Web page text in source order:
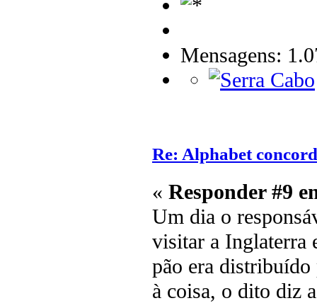
Mensagens:
Re: Alphabet
« Responder #9
Um dia o
visitar a Inglaterra
pão era distribuído
à coisa, o dito diz